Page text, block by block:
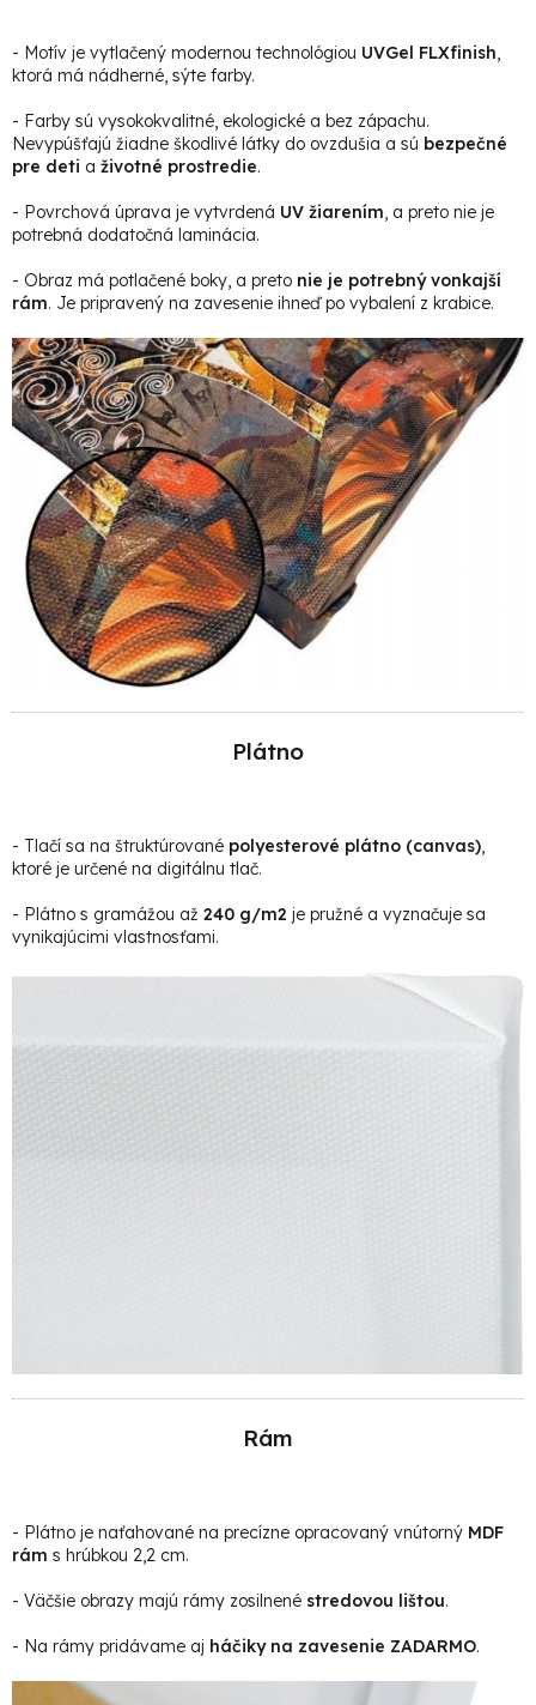
- Motív je vytlačený modernou technológiou UVGel FLXfinish,
ktorá má nádherné, sýte farby.
- Farby sú vysokokvalitné, ekologické a bez zápachu.
Nevypúšťajú žiadne škodlivé látky do ovzdušia a sú bezpečné
pre deti a životné prostredie.
- Povrchová úprava je vytvrdená UV žiarením, a preto nie je
potrebná dodatočná laminácia.
- Obraz má potlačené boky, a preto nie je potrebný vonkajší
rám. Je pripravený na zavesenie ihneď po vybalení z krabice.
Plátno
- Tlačí sa na štruktúrované polyesterové plátno (canvas),
ktoré je určené na digitálnu tlač.
- Plátno s gramážou až 240 g/m2 je pružné a vyznačuje sa
vynikajúcimi vlastnosťami.
Rám
- Plátno je naťahované na precízne opracovaný vnútorný MDF
rám s hrúbkou 2,2 cm.
- Väčšie obrazy majú rámy zosilnené stredovou lištou.
- Na rámy pridávame aj háčiky na zavesenie ZADARMO.